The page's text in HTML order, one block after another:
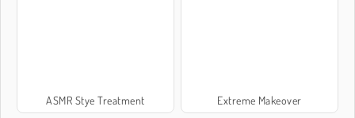
ASMR Stye Treatment Extreme Makeover